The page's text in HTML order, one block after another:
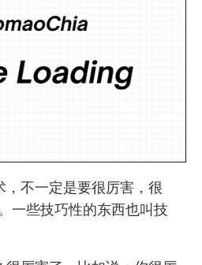
不一定是要很厉害，很
一些技巧性的东西也叫技